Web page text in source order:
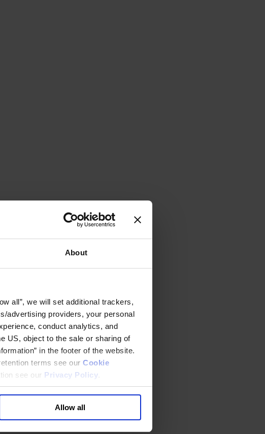
About
all”, we will set additional trackers,
advertising providers, your personal
conduct analytics, and
US, object to the sale or sharing of
in the footer of the website.
terms see our Cookie
see our Privacy Policy
Allow all